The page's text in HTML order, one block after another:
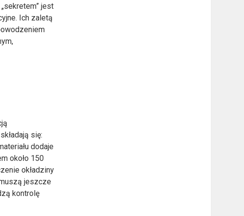
jest
Ich zaletą
się:
dodaje
około 150
okładziny
jeszcze
kontrolę